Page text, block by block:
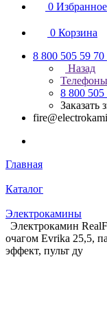
0 Избранное
0 Корзина
8 800 505 59 70
Назад
Телефоны
8 800 505
Заказать
Главная
Каталог
Электрокамины
Электрокамин
очагом Evrika 25,5,
эффект, пульт ду